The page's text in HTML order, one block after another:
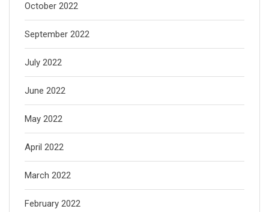
October 2022
September 2022
July 2022
June 2022
May 2022
April 2022
March 2022
February 2022